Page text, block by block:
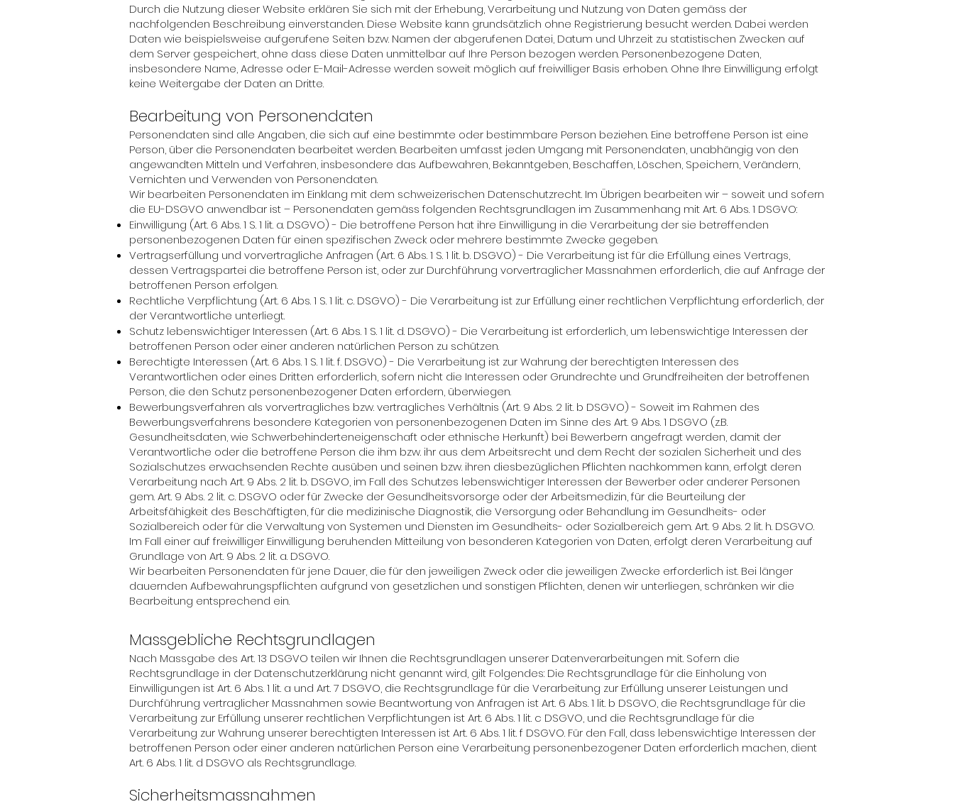
Durch die Nutzung dieser Website erklären Sie sich mit der Erhebung, Verarbeitung und Nutzung von Daten gemäss der
nachfolgenden Beschreibung einverstanden. Diese Website kann grundsätzlich ohne Registrierung besucht werden. Dabei werden
Daten wie beispielsweise aufgerufene Seiten bzw. Namen der abgerufenen Datei, Datum und Uhrzeit zu statistischen Zwecken auf
dem Server gespeichert, ohne dass diese Daten unmittelbar auf Ihre Person bezogen werden. Personenbezogene Daten,
insbesondere Name, Adresse oder E-Mail-Adresse werden soweit möglich auf freiwilliger Basis erhoben. Ohne Ihre Einwilligung erfolgt
keine Weitergabe der Daten an Dritte.
Bearbeitung von Personendaten
Personendaten sind alle Angaben, die sich auf eine bestimmte oder bestimmbare Person beziehen. Eine betroffene Person ist eine
Person, über die Personendaten bearbeitet werden. Bearbeiten umfasst jeden Umgang mit Personendaten, unabhängig von den
angewandten Mitteln und Verfahren, insbesondere das Aufbewahren, Bekanntgeben, Beschaffen, Löschen, Speichern, Verändern,
Vernichten und Verwenden von Personendaten.
Wir bearbeiten Personendaten im Einklang mit dem schweizerischen Datenschutzrecht. Im Übrigen bearbeiten wir – soweit und sofern
die EU-DSGVO anwendbar ist – Personendaten gemäss folgenden Rechtsgrundlagen im Zusammenhang mit Art. 6 Abs. 1 DSGVO:
Einwilligung (Art. 6 Abs. 1 S. 1 lit. a. DSGVO) - Die betroffene Person hat ihre Einwilligung in die Verarbeitung der sie betreffenden
personenbezogenen Daten für einen spezifischen Zweck oder mehrere bestimmte Zwecke gegeben.
Vertragserfüllung und vorvertragliche Anfragen (Art. 6 Abs. 1 S. 1 lit. b. DSGVO) - Die Verarbeitung ist für die Erfüllung eines Vertrags,
dessen Vertragspartei die betroffene Person ist, oder zur Durchführung vorvertraglicher Massnahmen erforderlich, die auf Anfrage der
betroffenen Person erfolgen.
Rechtliche Verpflichtung (Art. 6 Abs. 1 S. 1 lit. c. DSGVO) - Die Verarbeitung ist zur Erfüllung einer rechtlichen Verpflichtung erforderlich, der
der Verantwortliche unterliegt.
Schutz lebenswichtiger Interessen (Art. 6 Abs. 1 S. 1 lit. d. DSGVO) - Die Verarbeitung ist erforderlich, um lebenswichtige Interessen der
betroffenen Person oder einer anderen natürlichen Person zu schützen.
Berechtigte Interessen (Art. 6 Abs. 1 S. 1 lit. f. DSGVO) - Die Verarbeitung ist zur Wahrung der berechtigten Interessen des
Verantwortlichen oder eines Dritten erforderlich, sofern nicht die Interessen oder Grundrechte und Grundfreiheiten der betroffenen
Person, die den Schutz personenbezogener Daten erfordern, überwiegen.
Bewerbungsverfahren als vorvertragliches bzw. vertragliches Verhältnis (Art. 9 Abs. 2 lit. b DSGVO) - Soweit im Rahmen des
Bewerbungsverfahrens besondere Kategorien von personenbezogenen Daten im Sinne des Art. 9 Abs. 1 DSGVO (z.B.
Gesundheitsdaten, wie Schwerbehinderteneigenschaft oder ethnische Herkunft) bei Bewerbern angefragt werden, damit der
Verantwortliche oder die betroffene Person die ihm bzw. ihr aus dem Arbeitsrecht und dem Recht der sozialen Sicherheit und des
Sozialschutzes erwachsenden Rechte ausüben und seinen bzw. ihren diesbezüglichen Pflichten nachkommen kann, erfolgt deren
Verarbeitung nach Art. 9 Abs. 2 lit. b. DSGVO, im Fall des Schutzes lebenswichtiger Interessen der Bewerber oder anderer Personen
gem. Art. 9 Abs. 2 lit. c. DSGVO oder für Zwecke der Gesundheitsvorsorge oder der Arbeitsmedizin, für die Beurteilung der
Arbeitsfähigkeit des Beschäftigten, für die medizinische Diagnostik, die Versorgung oder Behandlung im Gesundheits- oder
Sozialbereich oder für die Verwaltung von Systemen und Diensten im Gesundheits- oder Sozialbereich gem. Art. 9 Abs. 2 lit. h. DSGVO.
Im Fall einer auf freiwilliger Einwilligung beruhenden Mitteilung von besonderen Kategorien von Daten, erfolgt deren Verarbeitung auf
Grundlage von Art. 9 Abs. 2 lit. a. DSGVO.
Wir bearbeiten Personendaten für jene Dauer, die für den jeweiligen Zweck oder die jeweiligen Zwecke erforderlich ist. Bei länger
dauernden Aufbewahrungspflichten aufgrund von gesetzlichen und sonstigen Pflichten, denen wir unterliegen, schränken wir die
Bearbeitung entsprechend ein.
Massgebliche Rechtsgrundlagen
Nach Massgabe des Art. 13 DSGVO teilen wir Ihnen die Rechtsgrundlagen unserer Datenverarbeitungen mit. Sofern die
Rechtsgrundlage in der Datenschutzerklärung nicht genannt wird, gilt Folgendes: Die Rechtsgrundlage für die Einholung von
Einwilligungen ist Art. 6 Abs. 1 lit. a und Art. 7 DSGVO, die Rechtsgrundlage für die Verarbeitung zur Erfüllung unserer Leistungen und
Durchführung vertraglicher Massnahmen sowie Beantwortung von Anfragen ist Art. 6 Abs. 1 lit. b DSGVO, die Rechtsgrundlage für die
Verarbeitung zur Erfüllung unserer rechtlichen Verpflichtungen ist Art. 6 Abs. 1 lit. c DSGVO, und die Rechtsgrundlage für die
Verarbeitung zur Wahrung unserer berechtigten Interessen ist Art. 6 Abs. 1 lit. f DSGVO. Für den Fall, dass lebenswichtige Interessen der
betroffenen Person oder einer anderen natürlichen Person eine Verarbeitung personenbezogener Daten erforderlich machen, dient
Art. 6 Abs. 1 lit. d DSGVO als Rechtsgrundlage.
Sicherheitsmassnahmen